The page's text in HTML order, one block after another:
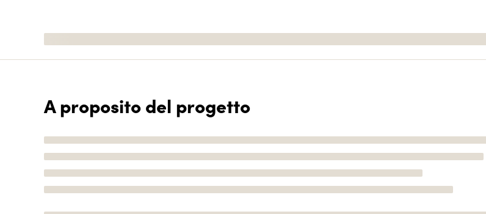
A proposito del progetto